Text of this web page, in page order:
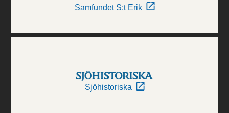
Samfundet S:t Erik
Sjöhistoriska